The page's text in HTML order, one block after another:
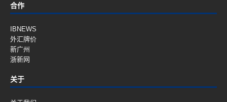
合作
IBNEWS
外汇牌价
新广州
浙新网
关于